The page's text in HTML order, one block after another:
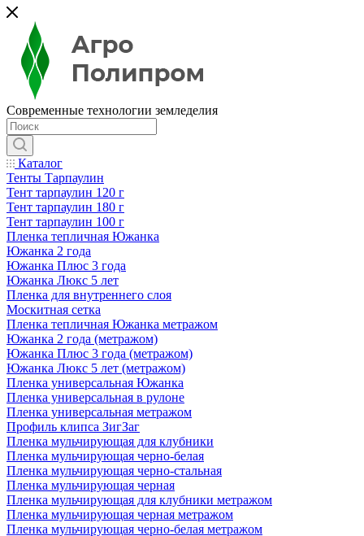
Современные технологии земледелия
Каталог
Тенты Тарпаулин
Тент тарпаулин 120 г
Тент тарпаулин 180 г
Тент тарпаулин 100 г
Пленка тепличная Южанка
Южанка 2 года
Южанка Плюс 3 года
Южанка Люкс 5 лет
Пленка для внутреннего слоя
Москитная сетка
Пленка тепличная Южанка метражом
Южанка 2 года (метражом)
Южанка Плюс 3 года (метражом)
Южанка Люкс 5 лет (метражом)
Пленка универсальная Южанка
Пленка универсальная в рулоне
Пленка универсальная метражом
Профиль клипса ЗигЗаг
Пленка мульчирующая для клубники
Пленка мульчирующая черно-белая
Пленка мульчирующая черно-стальная
Пленка мульчирующая черная
Пленка мульчирующая для клубники метражом
Пленка мульчирующая черная метражом
Пленка мульчирующая черно-белая метражом